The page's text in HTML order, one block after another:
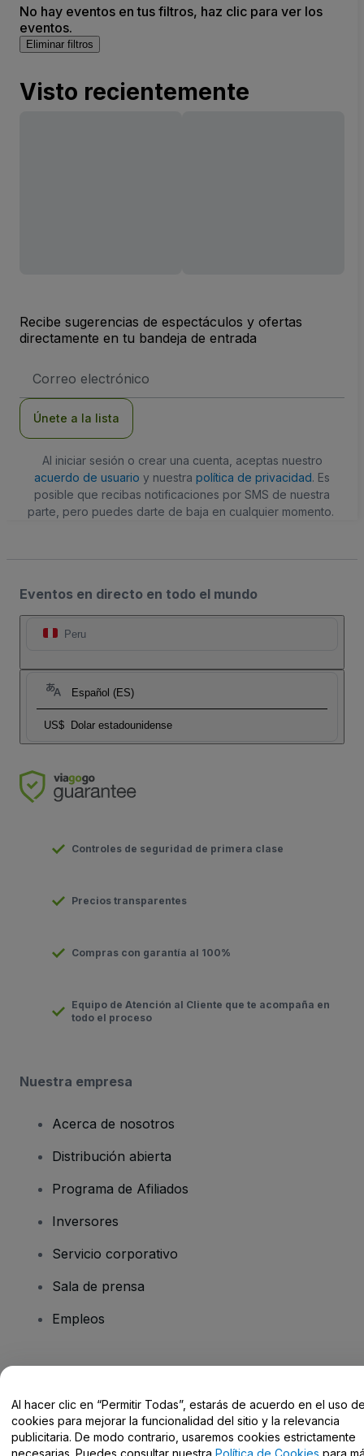
No hay eventos en tus filtros, haz clic para ver los
eventos.
Eliminar filtros
Visto recientemente
Recibe sugerencias de espectáculos y ofertas
directamente en tu bandeja de entrada
de
Únete a la lista
Al iniciar sesión o crear una cuenta, aceptas nuestro
acuerdo de usuario y nuestra política de privacidad. Es
posible que recibas notificaciones por SMS de nuestra
parte, pero puedes darte de baja en cualquier momento.
Eventos en directo en todo el mundo
Peru
Español (ES)
US$ Dolar estadounidense
Controles de seguridad de primera clase
Precios transparentes
Compras con garantía al 100%
Equipo de Atención al Cliente que te acompaña en
todo el proceso
Nuestra empresa
Acerca de nosotros
Distribución abierta
Programa de Afiliados
Inversores
Servicio corporativo
Sala de prensa
Empleos
Centro de Ayuda / Contacto
Al hacer clic en “Permitir Todas”, estarás de acuerdo en el uso
cookies para mejorar la funcionalidad del sitio y la relevancia
publicitaria. De modo contrario, usaremos cookies estrictamente
necesarias. Puedes consultar nuestra Política de Cookies para